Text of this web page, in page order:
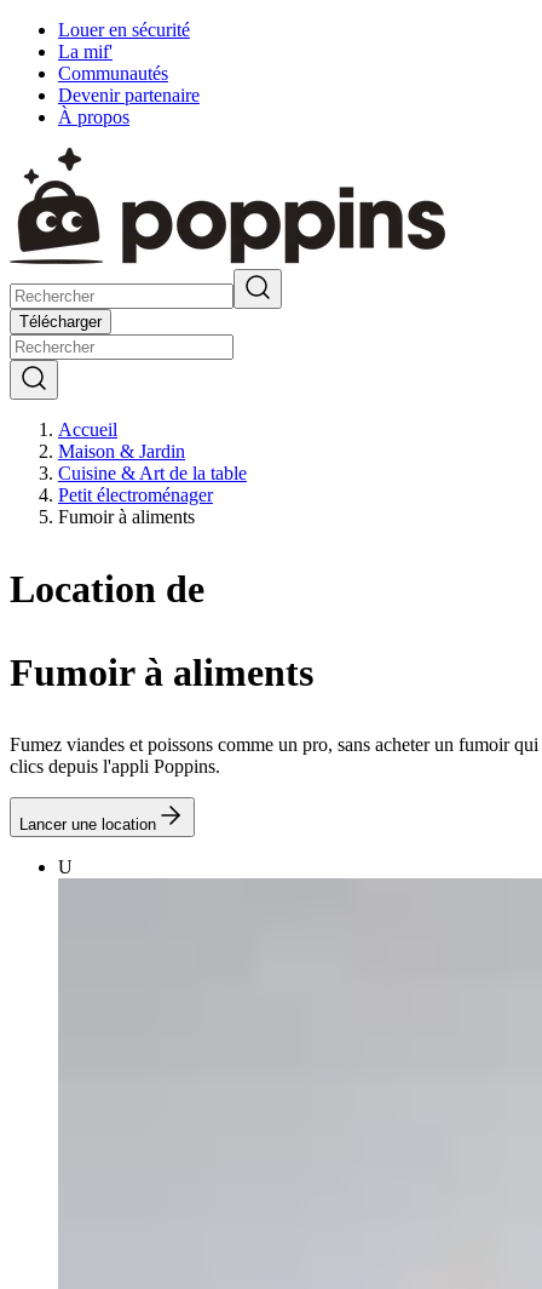
Louer en sécurité
La mif'
Communautés
Devenir partenaire
À propos
Télécharger
Accueil
Maison & Jardin
Cuisine & Art de la table
Petit électroménager
Fumoir à aliments
Location de
Fumoir à aliments
Fumez viandes et poissons comme un pro, sans acheter un fumoir
clics depuis l'appli Poppins.
Lancer une location
U